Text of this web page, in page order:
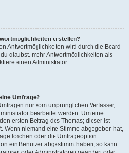
erstellen?
Antwortmöglichkeiten wird durch die Board-
glaubst, mehr Antwortmöglichkeiten als
einen Administrator.
Umfrage?
nur vom ursprünglichen Verfasser,
bearbeitet werden. Um eine
ersten Beitrag des Themas; dieser ist
Wenn niemand eine Stimme abgegeben hat,
löschen oder die Umfrageoption
ein Benutzer abgestimmt haben, so kann